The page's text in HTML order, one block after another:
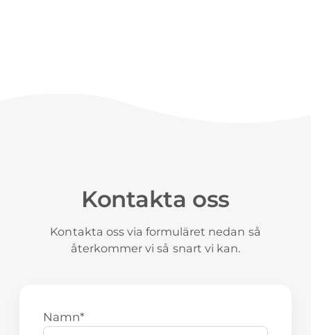
Kontakta oss
Kontakta oss via formuläret nedan så
återkommer vi så snart vi kan.
Namn*